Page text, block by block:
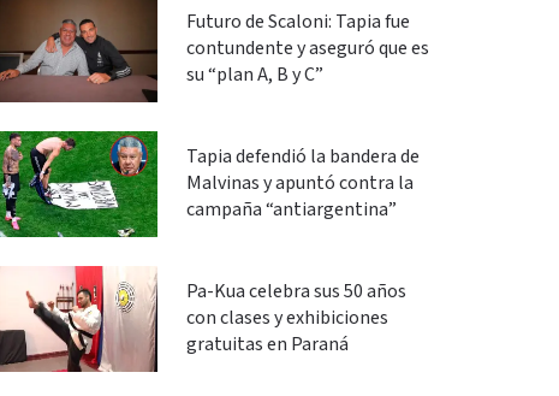
Futuro de Scaloni: Tapia fue
contundente y aseguró que es
su “plan A, B y C”
Tapia defendió la bandera de
Malvinas y apuntó contra la
campaña “antiargentina”
Pa-Kua celebra sus 50 años
con clases y exhibiciones
gratuitas en Paraná